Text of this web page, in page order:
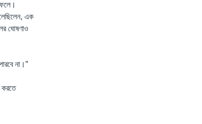
এক
ঘোষণাও
না।”
করতে